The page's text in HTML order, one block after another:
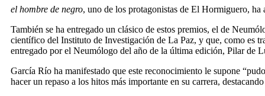
el hombre de negro, uno de los protagonistas de El Hormiguero,
También se ha entregado un clásico de estos premios, el de
científico del Instituto de Investigación de La Paz, y que, como es
entregado por el Neumólogo del año de la última edición, Pilar de
García Río ha manifestado que este reconocimiento le supone
hacer un repaso a los hitos más importante en su carrera,